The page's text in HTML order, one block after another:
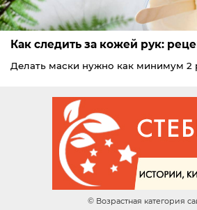
Как следить за кожей рук:
Делать маски нужно как минимум 2
© Возрастная категория